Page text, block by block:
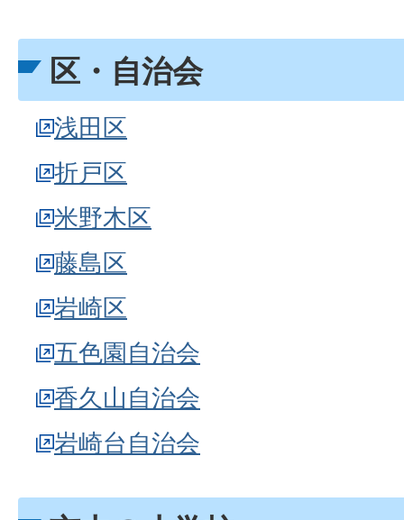
区・自治会
浅田区
折戸区
米野木区
藤島区
岩崎区
五色園自治会
香久山自治会
岩崎台自治会